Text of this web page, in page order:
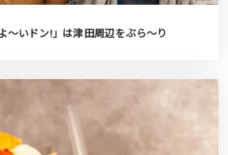
〜いドン!」は津田周辺をぶら〜り